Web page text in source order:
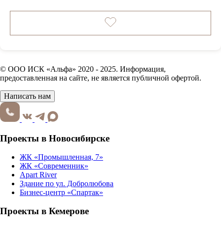
© ООО ИСК «Альфа» 2020 - 2025. Информация,
предоставленная на сайте, не является публичной офертой.
Написать нам
Проекты в Новосибирске
ЖК «Промышленная, 7»
ЖК «Современник»
Apart River
Здание по ул. Добролюбова
Бизнес-центр «Спартак»
Проекты в Кемерове